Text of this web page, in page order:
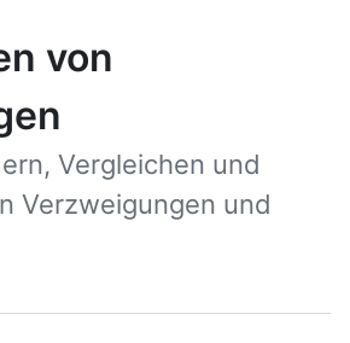
von
Vergleichen und
Verzweigungen und